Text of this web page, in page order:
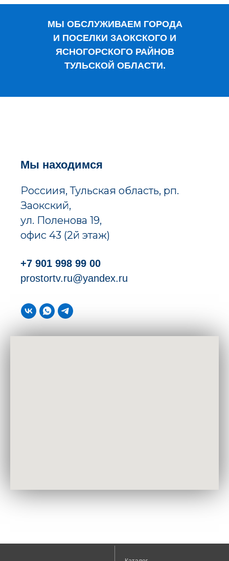
МЫ ОБСЛУЖИВАЕМ ГОРОДА
И ПОСЕЛКИ ЗАОКСКОГО И
ЯСНОГОРСКОГО РАЙНОВ
ТУЛЬСКОЙ ОБЛАСТИ.
Мы находимся
Россиия, Тульская область, рп.
Заокский,
ул. Поленова 19,
офис 43 (2й этаж)
+7 901 998 99 00
prostortv.ru@yandex.ru